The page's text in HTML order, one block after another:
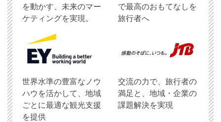
を動かす、未来のマー
ケティングを実現。
で最高のおもてなしを
旅行者へ
世界水準の豊富なノウ
ハウを活かして、地域
ごとに最適な観光支援
を提供
交流の力で、旅行者の
満足と、地域・企業の
課題解決を実現